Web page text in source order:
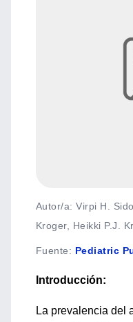
Autor/a: Virpi H.
Kroger, Heikki P.J.
Fuente: Pediatric
Introducción:
La prevalencia del